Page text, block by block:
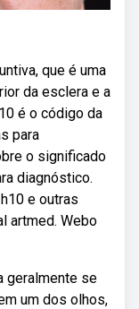
que é uma
da esclera e a
é o código da
para
o significado
diagnóstico.
e outras
artmed. Webo
geralmente se
um dos olhos,